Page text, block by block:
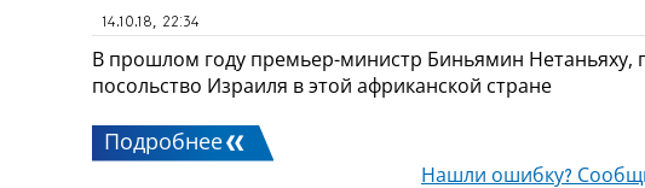
14.10.18, 22:34
В прошлом году премьер-министр Биньямин Нетаньяху,
посольство Израиля в этой африканской стране
Подробнее
Нашли ошибку?